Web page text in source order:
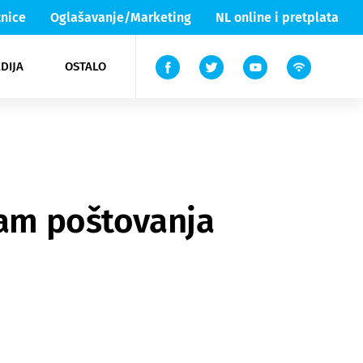
Oglašavanje/Marketing NL online i pretplata
OSTALO
Lika & Senj
TV
poštovanja